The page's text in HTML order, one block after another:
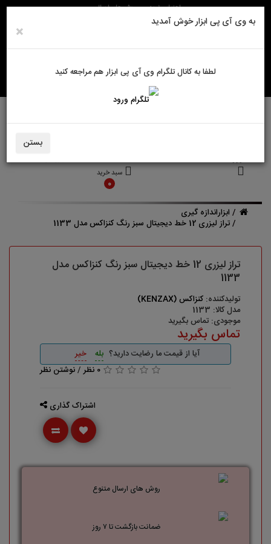
راهنمای خرید روش های ارسال
سبد خرید
0
ابزاراندازه گیری
تراز لیزری 12 خط دیجیتال سبز رنگ کنزاکس مدل 1133
تراز لیزری 12 خط دیجیتال سبز رنگ کنزاکس مدل
1133
تولیدکننده: کنزاکس (KENZAX)
مدل کالا: 1133
موجودی: تماس بگیرید
تماس بگیرید
آیا از قیمت ما رضایت دارید؟ بله
خیر
0 نظر
/نوشتن نظر
اشتراک گذاری
روش های ارسال متنوع
ضمانت بازگشت تا ۷ روز
به وی آی پی ابزار خوش آمدید
×
لطفا به کانال تلگرام وی آی پی ابزار هم مراجعه کنید
بستن